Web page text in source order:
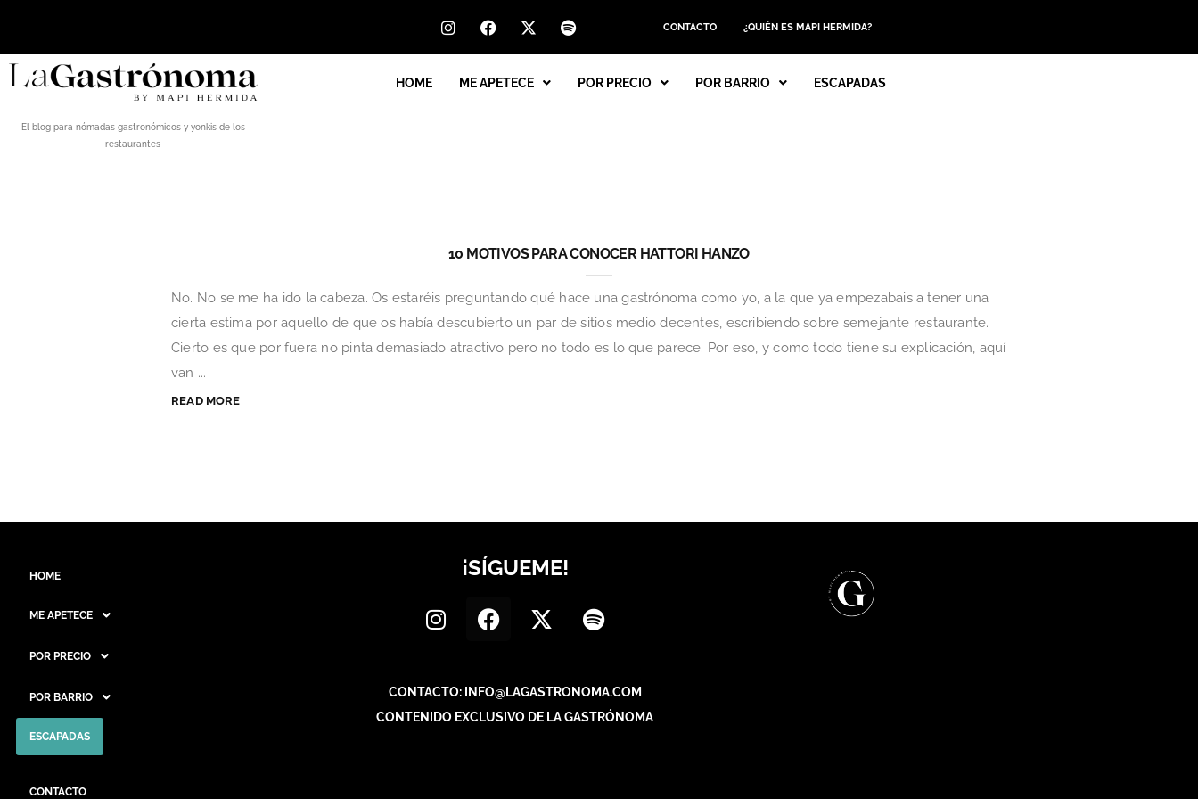
CONTACTO ¿QUIÉN ES MAPI HERMIDA?
El blog para nómadas gastronómicos y yonkis de los
restaurantes
HOME ME APETECE POR PRECIO POR BARRIO ESCAPADAS
10 MOTIVOS PARA CONOCER HATTORI HANZO
No. No se me ha ido la cabeza. Os estaréis preguntando qué hace una gastrónoma como yo, a la que ya empezabais a tener una
cierta estima por aquello de que os había descubierto un par de sitios medio decentes, escribiendo sobre semejante restaurante.
Cierto es que por fuera no pinta demasiado atractivo pero no todo es lo que parece. Por eso, y como todo tiene su explicación, aquí
van ...
READ MORE
HOME
ME APETECE
POR PRECIO
POR BARRIO
ESCAPADAS
CONTACTO
¡SÍGUEME!
CONTACTO: INFO@LAGASTRONOMA.COM
CONTENIDO EXCLUSIVO DE LA GASTRÓNOMA